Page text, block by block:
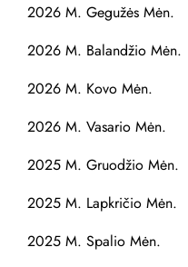
2026 M. Gegužės Mėn.
2026 M. Balandžio Mėn.
2026 M. Kovo Mėn.
2026 M. Vasario Mėn.
2025 M. Gruodžio Mėn.
2025 M. Lapkričio Mėn.
2025 M. Spalio Mėn.